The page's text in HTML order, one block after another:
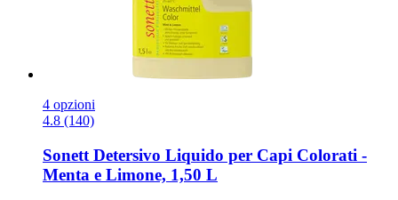
4 opzioni
4.8 (140)
Sonett Detersivo Liquido per Capi Colorati -​
Menta e Limone, 1,50 L